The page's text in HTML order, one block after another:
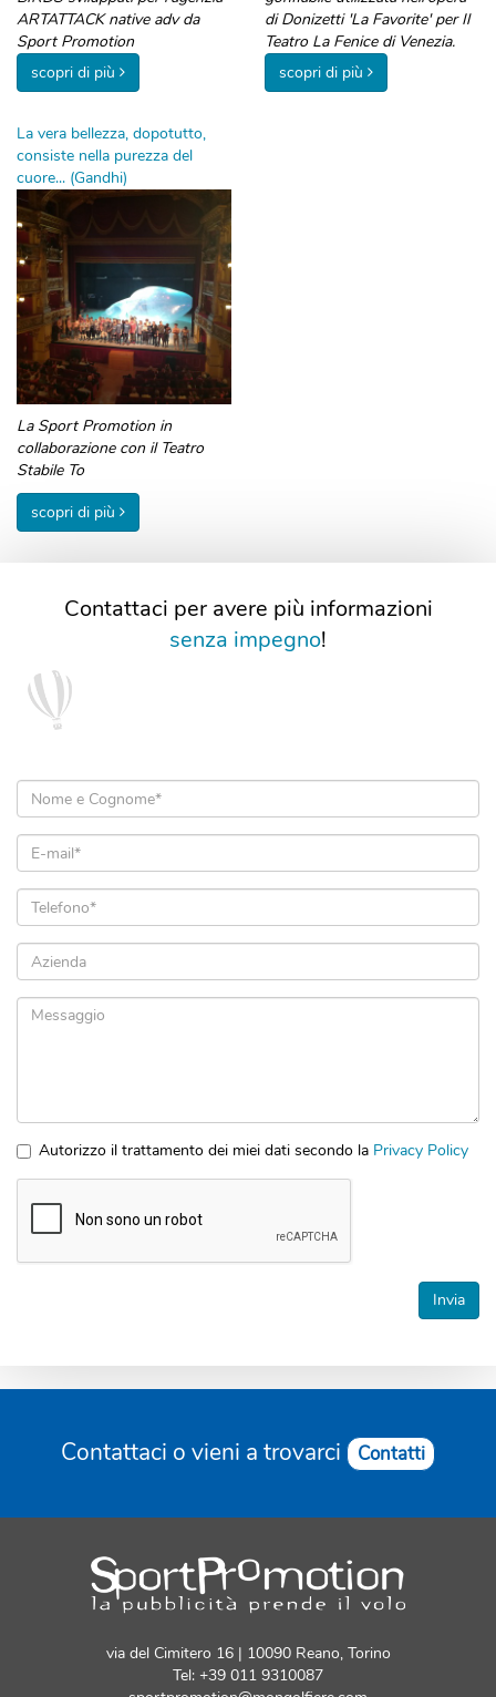
ARTATTACK native adv da
Sport Promotion
scopri di più
di Donizetti 'La Favorite' per Il
Teatro La Fenice di Venezia.
scopri di più
La vera bellezza, dopotutto,
consiste nella purezza del
cuore... (Gandhi)
La Sport Promotion in
collaborazione con il Teatro
Stabile To
scopri di più
Contattaci per avere più informazioni
senza impegno!
Cognome
*
*
Autorizzo il trattamento dei miei dati secondo la Privacy Policy
Invia
Contattaci o vieni a trovarci Contatti
via del Cimitero 16 | 10090 Reano, Torino
Tel: +39 011 9310087